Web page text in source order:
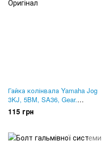
Гайка колінвала Yamaha Jog
3KJ, 5BM, SA36, Gear.
Оригінал
115 грн